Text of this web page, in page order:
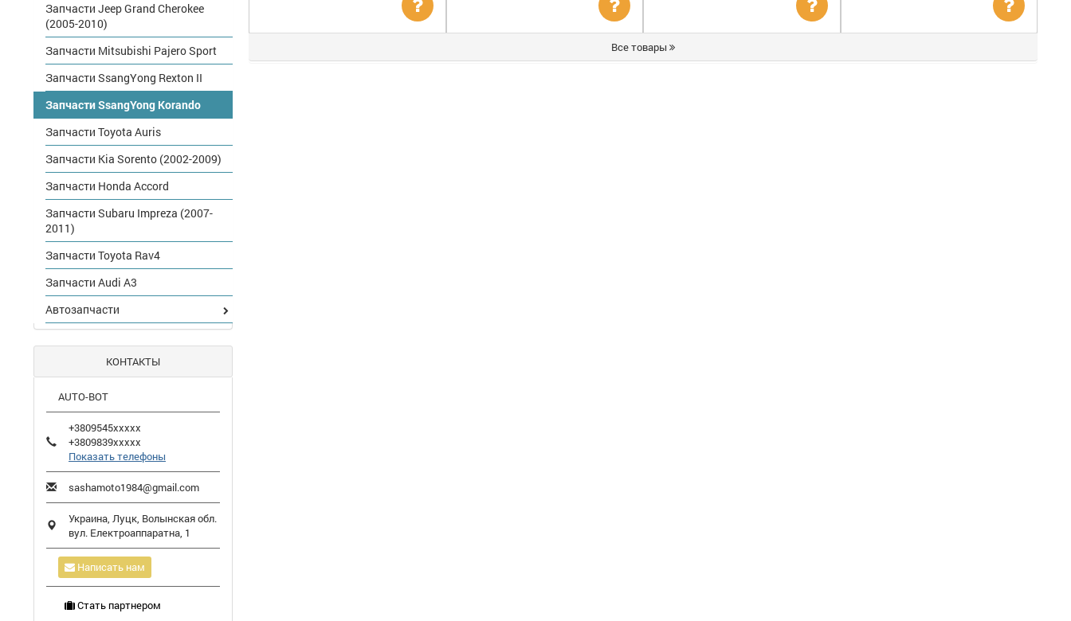
Уточнить
цену
Уточнить
цену
Уточнить
цену
цену
Все товары
Запчасти Jeep Grand Cherokee
(2005-2010)
Запчасти Mitsubishi Pajero Sport
Запчасти SsangYong Rexton II
Запчасти SsangYong Korando
Запчасти Toyota Auris
Запчасти Kia Sorento (2002-2009)
Запчасти Honda Accord
Запчасти Subaru Impreza (2007-
2011)
Запчасти Toyota Rav4
Запчасти Audi A3
Автозапчасти
КОНТАКТЫ
AUTO-BOT
+3809545xxxxx
+3809839xxxxx
Показать телефоны
sashamoto1984@gmail.com
Украина, Луцк, Волынская обл.
вул. Електроаппаратна, 1
Написать нам
Стать партнером